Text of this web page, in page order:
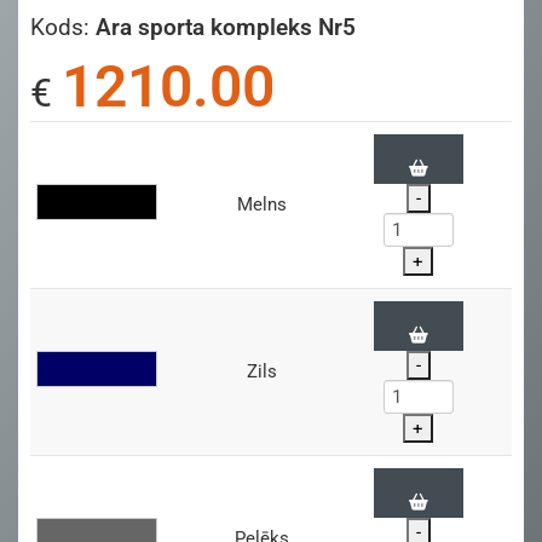
Kods: Ara sporta kompleks Nr5
€ 1210.00
Melns -
+
Zils -
+
-